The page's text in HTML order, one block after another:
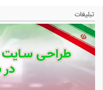
تبلیغات